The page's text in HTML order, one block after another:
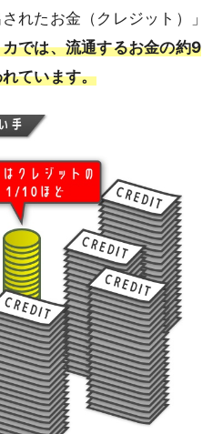
れたお金（クレジット）」
では、流通するお金の約9
ています。